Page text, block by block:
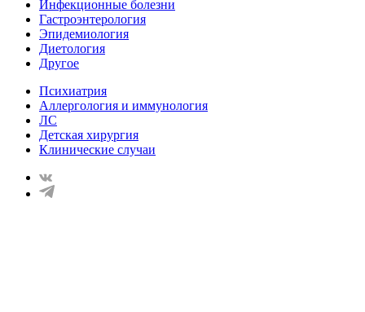
Инфекционные болезни
Гастроэнтерология
Эпидемиология
Диетология
Другое
Психиатрия
Аллергология и иммунология
ЛС
Детская хирургия
Клинические случаи